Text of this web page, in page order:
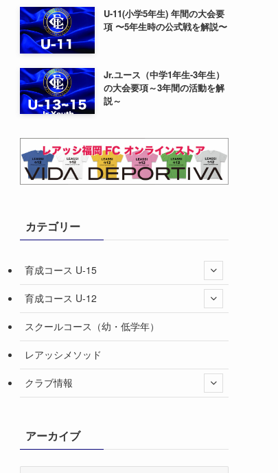
U-11(小学5年生) 年間の大会要
項 〜5年生時の公式戦を解説〜
Jr.ユース（中学1年生-3年生）
の大会要項～3年間の活動を解
説～
カテゴリー
育成コース U-15
育成コース U-12
スクールコース（幼・低学年）
レアッシメソッド
クラブ情報
アーカイブ